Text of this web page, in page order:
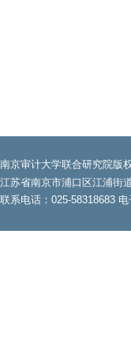
南京审计大学联合研究院版
江苏省南京市浦口区江浦街
联系电话：025-58318683